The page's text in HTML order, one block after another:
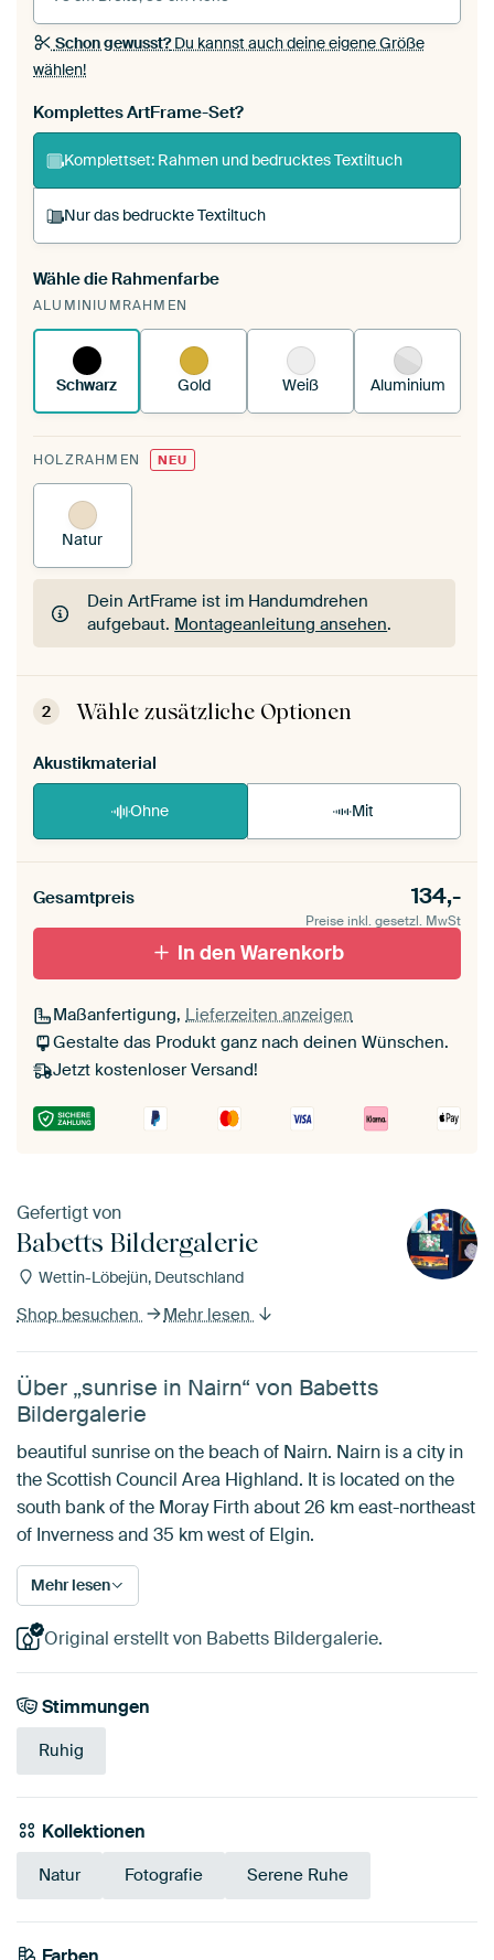
Schon gewusst?Du kannst auch deine eigene Größe
wählen!
Komplettes ArtFrame-Set?
Komplettset: Rahmen und bedrucktes Textiltuch
Nur das bedruckte Textiltuch
Du spannst einen wechselbaren Textiltuch in
deinen vorhandenen ArtFrame™.
funktioniert es.
Wähle die Rahmenfarbe
ALUMINIUMRAHMEN
Schwarz Gold Weiß Aluminium
HOLZRAHMEN NEU
Natur
Dein ArtFrame ist im Handumdrehen
aufgebaut. Montageanleitung ansehen.
Dein ArtFrame ist im Handumdrehen
aufgebaut.Montageanleitung ansehen
2 Wähle zusätzliche Optionen
Akustikmaterial
Ohne Mit
Gesamtpreis 134,-
Preise inkl. gesetzl. MwSt
In den Warenkorb
Maßanfertigung, Lieferzeiten anzeigen
Gestalte das Produkt ganz nach deinen Wünschen.
Jetzt kostenloser Versand!
Gefertigt von
Babetts Bildergalerie
Wettin-Löbejün, Deutschland
Shop besuchen Mehr lesen
Über „sunrise in Nairn“ von Babetts
Bildergalerie
beautiful sunrise on the beach of Nairn. Nairn is a city in
the Scottish Council Area Highland. It is located on the
south bank of the Moray Firth about 26 km east-northeast
of Inverness and 35 km west of Elgin.
Mehr lesen
Original erstellt von Babetts Bildergalerie.
Stimmungen
Ruhig
Kollektionen
Natur Fotografie Serene Ruhe